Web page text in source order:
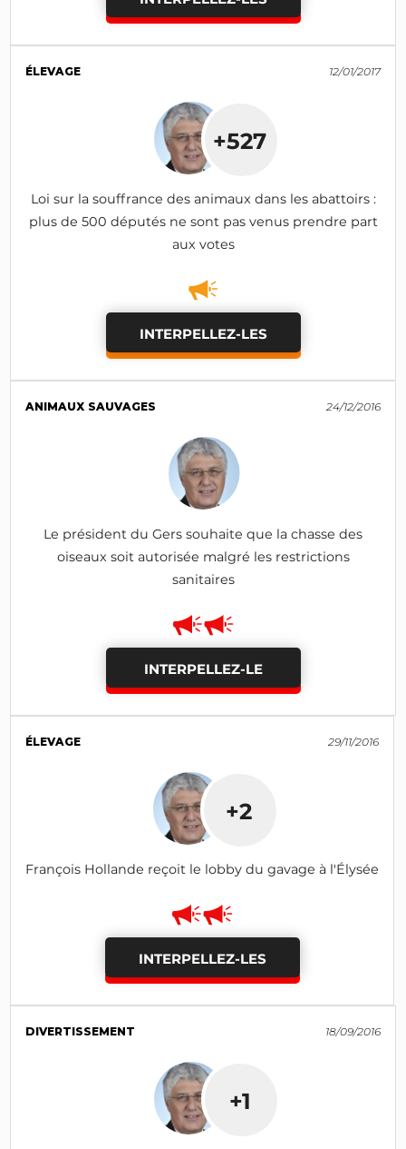
ÉLEVAGE 12/01/2017
+527
Loi sur la souffrance des animaux dans les abattoirs :
plus de 500 députés ne sont pas venus prendre part
aux votes
INTERPELLEZ-LES
ANIMAUX SAUVAGES 24/12/2016
Le président du Gers souhaite que la chasse des
oiseaux soit autorisée malgré les restrictions
sanitaires
INTERPELLEZ-LE
ÉLEVAGE 29/11/2016
+2
François Hollande reçoit le lobby du gavage à l'Élysée
INTERPELLEZ-LES
DIVERTISSEMENT 18/09/2016
+1